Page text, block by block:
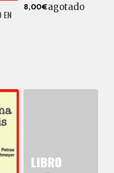
EN
8,00€agotado